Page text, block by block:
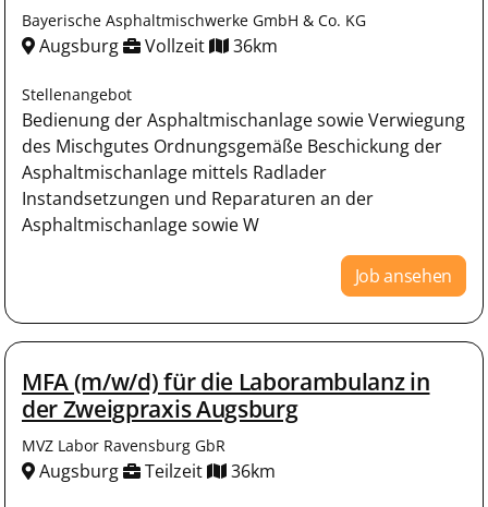
Bayerische Asphaltmischwerke GmbH & Co. KG
Augsburg Vollzeit 36km
Stellenangebot
Bedienung der Asphaltmischanlage sowie Verwiegung
des Mischgutes Ordnungsgemäße Beschickung der
Asphaltmischanlage mittels Radlader
Instandsetzungen und Reparaturen an der
Asphaltmischanlage sowie W
Job ansehen
MFA (m/w/d) für die Laborambulanz in
der Zweigpraxis Augsburg
MVZ Labor Ravensburg GbR
Augsburg Teilzeit 36km